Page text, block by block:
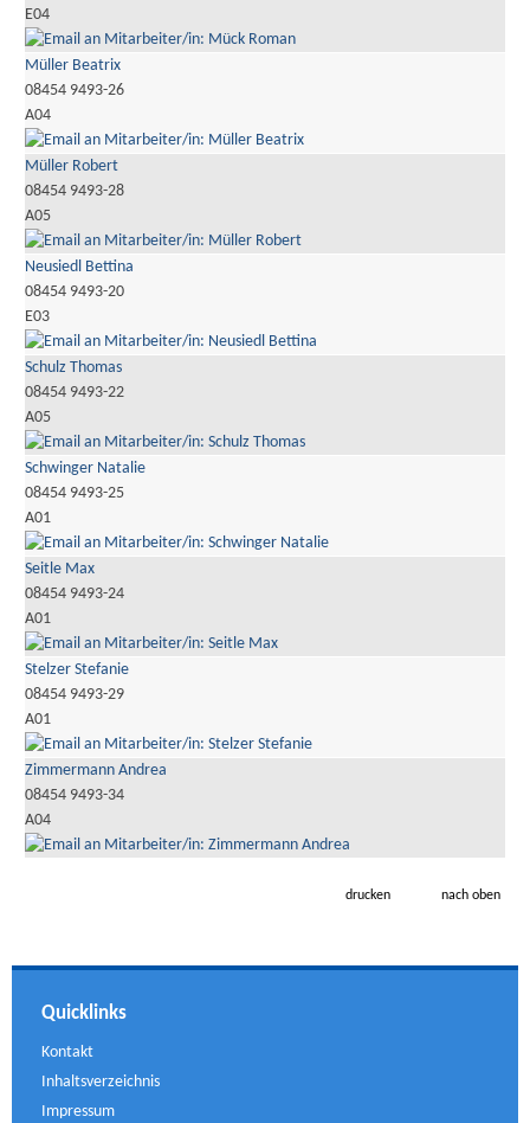
E04
Müller Beatrix
08454 9493-26
A04
Müller Robert
08454 9493-28
A05
Neusiedl Bettina
08454 9493-20
E03
Schulz Thomas
08454 9493-22
A05
Schwinger Natalie
08454 9493-25
A01
Seitle Max
08454 9493-24
A01
Stelzer Stefanie
08454 9493-29
A01
Zimmermann Andrea
08454 9493-34
A04
drucken nach oben
Quicklinks
Kontakt
Inhaltsverzeichnis
Impressum